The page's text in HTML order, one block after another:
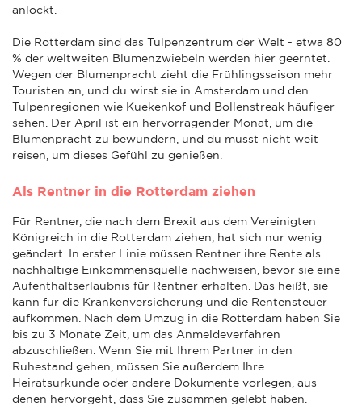
anlockt.
Die Rotterdam sind das Tulpenzentrum der Welt - etwa 80
% der weltweiten Blumenzwiebeln werden hier geerntet.
Wegen der Blumenpracht zieht die Frühlingssaison mehr
Touristen an, und du wirst sie in Amsterdam und den
Tulpenregionen wie Kuekenkof und Bollenstreak häufiger
sehen. Der April ist ein hervorragender Monat, um die
Blumenpracht zu bewundern, und du musst nicht weit
reisen, um dieses Gefühl zu genießen.
Als Rentner in die Rotterdam ziehen
Für Rentner, die nach dem Brexit aus dem Vereinigten
Königreich in die Rotterdam ziehen, hat sich nur wenig
geändert. In erster Linie müssen Rentner ihre Rente als
nachhaltige Einkommensquelle nachweisen, bevor sie eine
Aufenthaltserlaubnis für Rentner erhalten. Das heißt, sie
kann für die Krankenversicherung und die Rentensteuer
aufkommen. Nach dem Umzug in die Rotterdam haben Sie
bis zu 3 Monate Zeit, um das Anmeldeverfahren
abzuschließen. Wenn Sie mit Ihrem Partner in den
Ruhestand gehen, müssen Sie außerdem Ihre
Heiratsurkunde oder andere Dokumente vorlegen, aus
denen hervorgeht, dass Sie zusammen gelebt haben.